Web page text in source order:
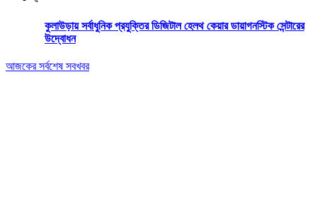
কুলাউড়ায় সর্বাধুনিক প্রযুক্তির ডিজিটাল হেলথ কেয়ার ডায়াগনস্টিক সেন্টারের
উদ্বোধন
আজকের সর্বশেষ সবখবর